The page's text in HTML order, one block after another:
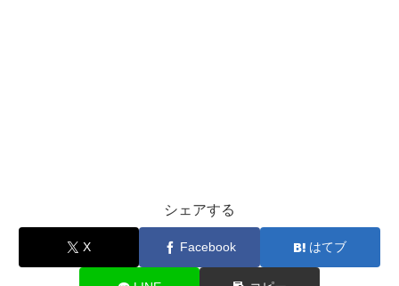
シェアする
X Facebook はてブ